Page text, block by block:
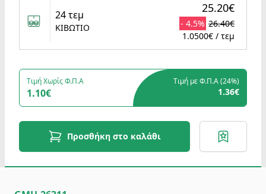
24 τεμ
ΚΙΒΩΤΙΟ
25.20€
- 4.5% 26.40€
1.0500€ / τεμ
Τιμή Χωρίς Φ.Π.Α
1.10€
Τιμή με Φ.Π.Α (24%)
1.36€
Προσθήκη στο καλάθι